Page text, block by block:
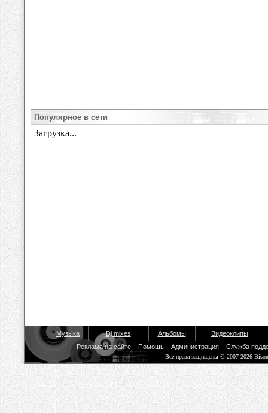
Популярное в сети
Музыка Dj mixes Альбомы
Видеоклипы
Реклама на сайте
Помощь Администрация Служба
Все права защищены © 2007-2026